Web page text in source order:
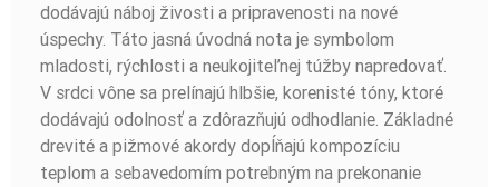
dodávajú náboj živosti a pripravenosti na nové
úspechy. Táto jasná úvodná nota je symbolom
mladosti, rýchlosti a neukojiteľnej túžby napredovať.
V srdci vône sa prelínajú hlbšie, korenisté tóny, ktoré
dodávajú odolnosť a zdôrazňujú odhodlanie. Základné
drevité a pižmové akordy dopĺňajú kompozíciu
teplom a sebavedomím potrebným na prekonanie